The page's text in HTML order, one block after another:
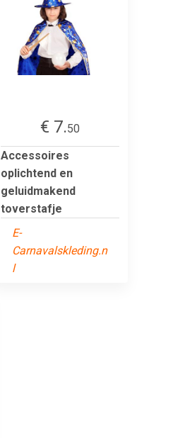
€ 7.50
Accessoires
oplichtend en
geluidmakend
toverstafje
E-
Carnavalskleding.n
l